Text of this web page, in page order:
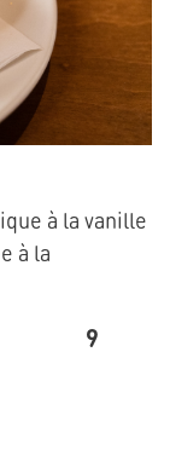
à la vanille
à la
9